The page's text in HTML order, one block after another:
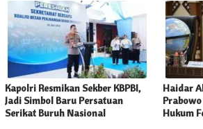
Kapolri Resmikan Sekber KBPBI,
Jadi Simbol Baru Persatuan
Serikat Buruh Nasional
Haidar
Hukum